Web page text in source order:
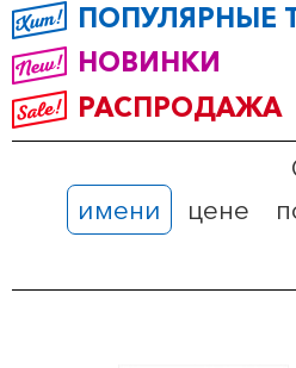
ПОПУЛЯРНЫЕ
НОВИНКИ
РАСПРОДАЖА
имени
цене